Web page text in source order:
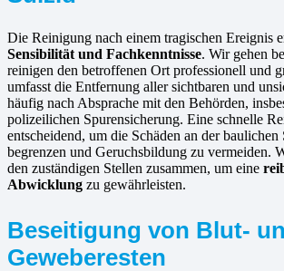
Die Reinigung nach einem tragischen Ereignis
Sensibilität und Fachkenntnisse. Wir gehen
reinigen den betroffenen Ort professionell und
umfasst die Entfernung aller sichtbaren und
häufig nach Absprache mit den Behörden,
polizeilichen Spurensicherung. Eine schnelle
entscheidend, um die Schäden an der baulichen
begrenzen und Geruchsbildung zu vermeiden.
den zuständigen Stellen zusammen, um eine
Abwicklung zu gewährleisten.
Beseitigung von Blut-
Geweberesten